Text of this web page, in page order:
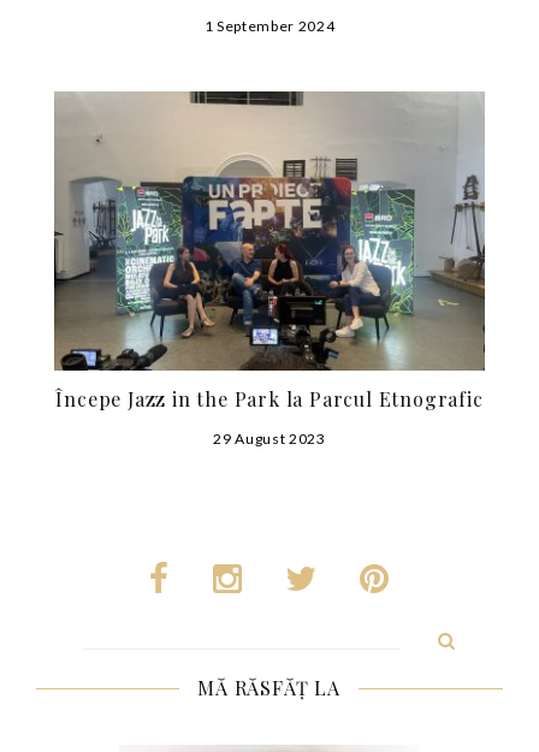
1 September 2024
Începe Jazz in the Park la Parcul Etnografic
29 August 2023
MĂ RĂSFĂȚ LA